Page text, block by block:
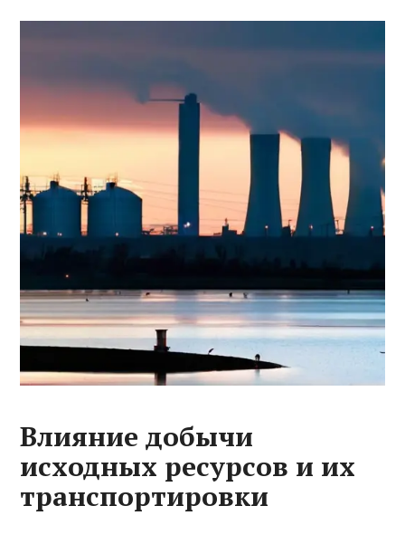
Влияние добычи
исходных ресурсов и их
транспортировки